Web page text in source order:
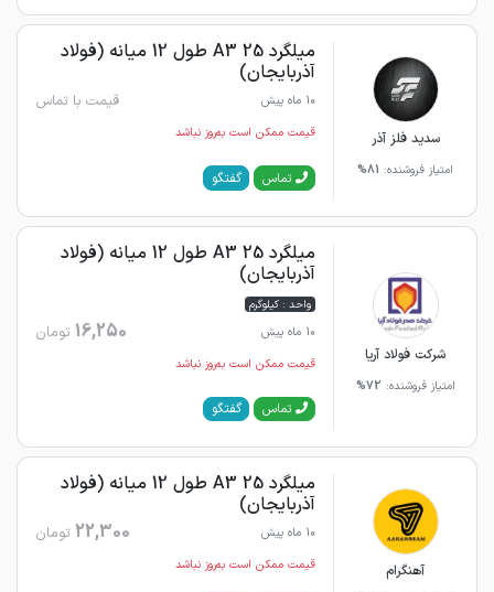
سدید فلز آذر
امتیاز فروشنده: 81%
میلگرد 25 A3 طول 12 میانه (فولاد
آذربایجان)
10 ماه پیش قیمت با تماس
قیمت ممکن است به‌روز نباشد
تماس گفتگو
شرکت فولاد آریا
امتیاز فروشنده: 72%
میلگرد 25 A3 طول 12 میانه (فولاد
آذربایجان)
واحد : کیلوگرم
10 ماه پیش
16,250 تومان
قیمت ممکن است به‌روز نباشد
تماس گفتگو
آهنگرام
میلگرد 25 A3 طول 12 میانه (فولاد
آذربایجان)
10 ماه پیش 22,300 تومان
قیمت ممکن است به‌روز نباشد